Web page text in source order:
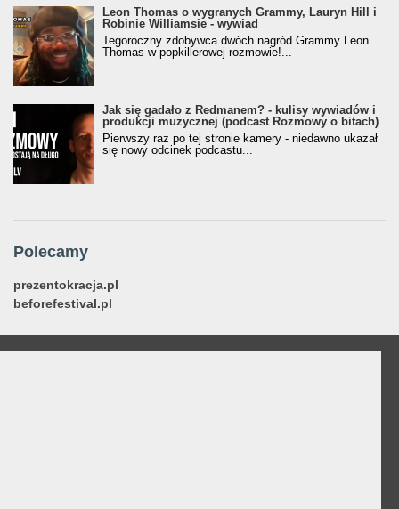
Leon Thomas o wygranych Grammy, Lauryn Hill i
Robinie Williamsie - wywiad
Tegoroczny zdobywca dwóch nagród Grammy Leon
Thomas w popkillerowej rozmowie!...
Jak się gadało z Redmanem? - kulisy wywiadów i
produkcji muzycznej (podcast Rozmowy o bitach)
Pierwszy raz po tej stronie kamery - niedawno ukazał
się nowy odcinek podcastu...
Polecamy
prezentokracja.pl
beforefestival.pl